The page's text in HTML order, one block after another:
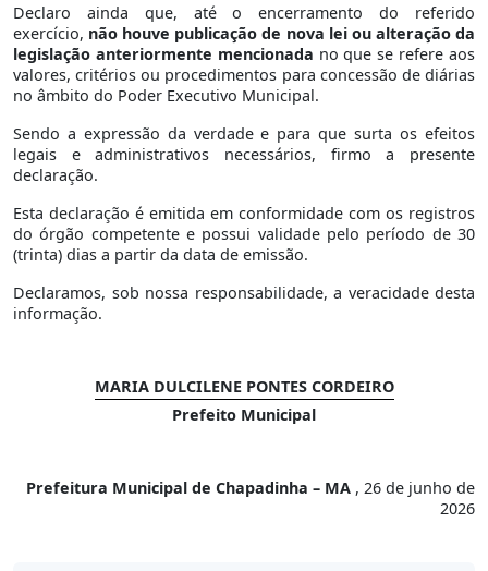
Declaro ainda que, até o encerramento do referido
exercício, não houve publicação de nova lei ou alteração da
legislação anteriormente mencionada no que se refere aos
valores, critérios ou procedimentos para concessão de diárias
no âmbito do Poder Executivo Municipal.
Sendo a expressão da verdade e para que surta os efeitos
legais e administrativos necessários, firmo a presente
declaração.
Esta declaração é emitida em conformidade com os registros
do órgão competente e possui validade pelo período de 30
(trinta) dias a partir da data de emissão.
Declaramos, sob nossa responsabilidade, a veracidade desta
informação.
MARIA DULCILENE PONTES CORDEIRO
Prefeito Municipal
Prefeitura Municipal de Chapadinha – MA , 26 de junho de
2026